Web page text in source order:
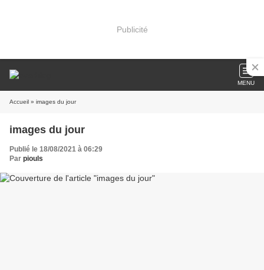
Publicité
MENU
Accueil » images du jour
images du jour
Publié le 18/08/2021 à 06:29
Par piouls